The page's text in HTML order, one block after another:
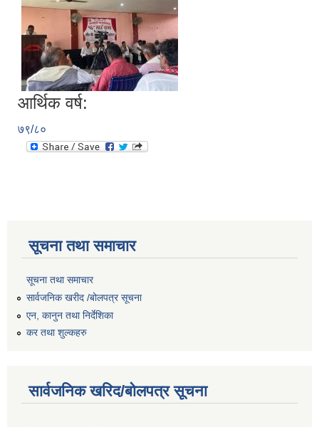
आर्थिक वर्ष:
७९/८०
सूचना तथा समाचार
सूचना तथा समाचार
सार्वजनिक खरीद /बोलपत्र सूचना
एन, कानुन तथा निर्देशिका
कर तथा शुल्कहरु
सार्वजनिक खरिद/बोलपत्र सूचना